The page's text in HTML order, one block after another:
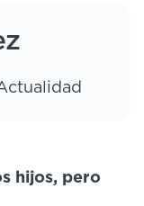
hijos, pero